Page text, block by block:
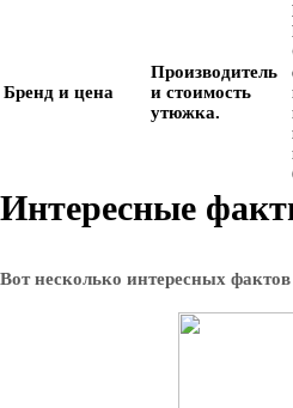
Бренд и цена
Производитель
и стоимость
утюжка.
Интересные
Вот несколько интересных